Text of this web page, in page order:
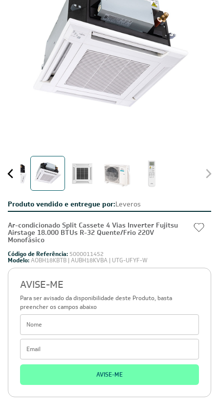
Produto vendido e entregue por:Leveros
Ar-condicionado Split Cassete 4 Vias Inverter Fujitsu
Airstage 18.000 BTUs R-32 Quente/Frio 220V
Monofásico
Código de Referência: 5000011452
Modelo:AOBH18KBTB | AUBH18KVBA | UTG-UFYF-W
AVISE-ME
Para ser avisado da disponibilidade deste Produto, basta
preencher os campos abaixo
AVISE-ME